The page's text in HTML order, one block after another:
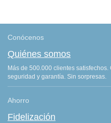
Conócenos
Quiénes somos
Más de 500.000 clientes
seguridad y garantía. Sin sorpresas.
Ahorro
Fidelización